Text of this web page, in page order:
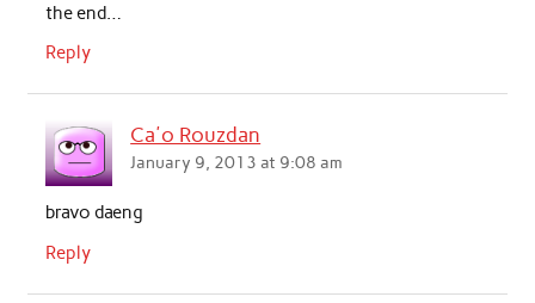
the end…
Reply
Ca'o Rouzdan
January 9, 2013 at 9:08 am
bravo daeng
Reply